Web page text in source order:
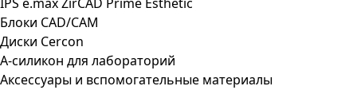
Блоки CAD/CAM
Диски Cercon
А-силикон для лабораторий
Аксессуары и вспомогательные материалы